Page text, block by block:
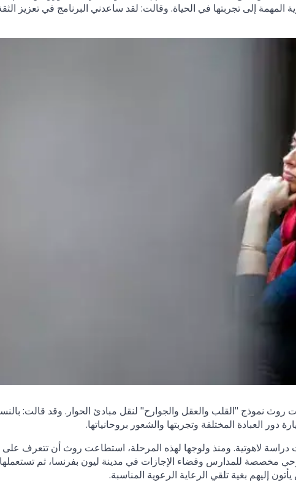
المهمة إلى تجربتها في الحياة. وقالت: لقد ساعدني البرنامج في تعزيز
روث نموذج "القلب والعقل والجوارح" لنقل مبادئ الحوار. وقد قالت:
العبادة المختلفة وتجربتها والشعور بروحانياتها.
دراسة لاهوتية. ومنذ ولوجها لهذه المرحلة، استطاعت روث أن تتعرف على
مخصصة للمدارس وقضاء الإجازات في مدينة ليون بفرنسا، ثم تستعملها
إليهم بغية تلقي الرعاية الرعوية المناسبة.